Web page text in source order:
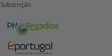
Subscrição